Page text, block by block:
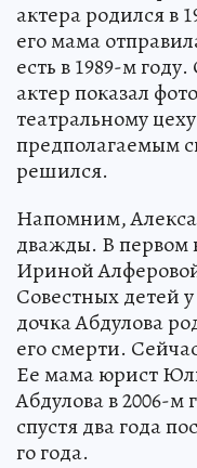
актера родился в
его мама
есть в 1989-м
актер показал
театральному
предполагаемым
решился.
Напомним,
дважды. В первом
Ириной
Совестных детей
дочка Абдулова
его смерти.
Ее мама юрист
Абдулова в 2006-
спустя два года
го года.